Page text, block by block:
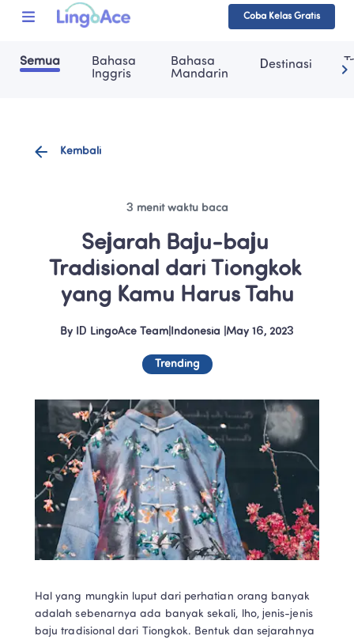
Coba Kelas Gratis
Semua
Bahasa
Inggris
Bahasa
Mandarin
Destinasi
Kembali
3 menit waktu baca
Sejarah Baju-baju
Tradisional dari Tiongkok
yang Kamu Harus Tahu
By ID LingoAce Team Indonesia May 16, 2023
Trending
Hal yang mungkin luput dari perhatian orang banyak
adalah sebenarnya ada banyak sekali, lho, jenis-jenis
baju tradisional dari Tiongkok. Bentuk dan sejarahnya